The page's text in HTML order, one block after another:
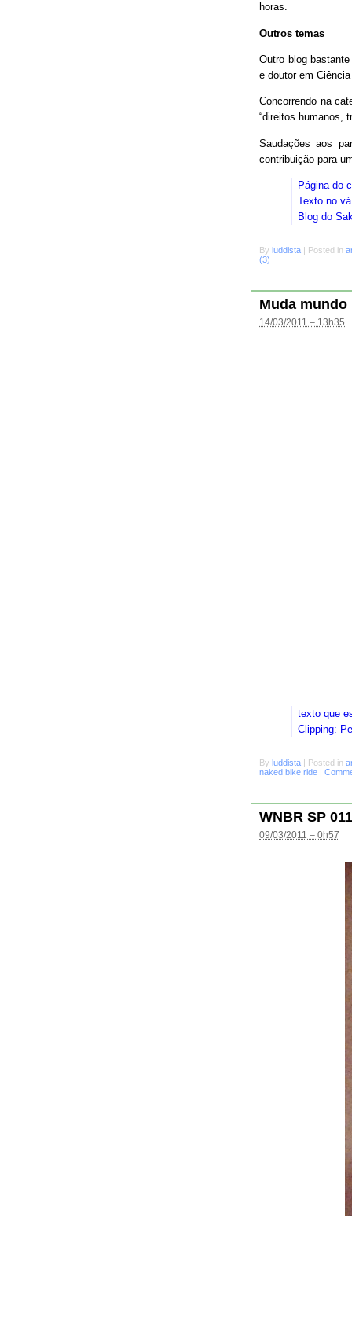
horas.
Outros temas
Outro blog
e doutor em
Concorrendo na
“direitos humanos,
Saudações aos
contribuição para
Página do
Texto no
Blog do
By luddista Posted in
(3)
Muda mundo
14/03/2011 – 13h35
texto que
Clipping:
By luddista | Posted in
naked bike ride |
WNBR SP 011
09/03/2011 – 0h57